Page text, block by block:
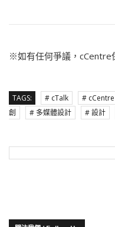
※如有任何爭議，
TAGS: # cTalk # cCentre
創
# 多媒體設計 # 設計